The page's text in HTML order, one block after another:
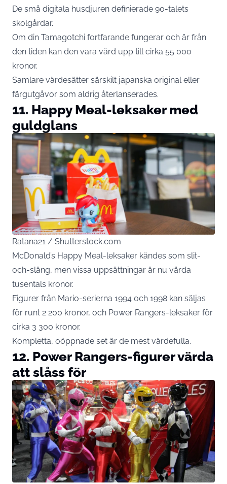
De små digitala husdjuren definierade 90-talets
skolgårdar.
Om din Tamagotchi fortfarande fungerar och är från
den tiden kan den vara värd upp till cirka 55 000
kronor.
Samlare värdesätter särskilt japanska original eller
färgutgåvor som aldrig återlanserades.
11. Happy Meal-leksaker med
guldglans
Ratana21 / Shutterstock.com
McDonald’s Happy Meal-leksaker kändes som slit-
och-släng, men vissa uppsättningar är nu värda
tusentals kronor.
Figurer från Mario-serierna 1994 och 1998 kan säljas
för runt 2 200 kronor, och Power Rangers-leksaker för
cirka 3 300 kronor.
Kompletta, oöppnade set är de mest värdefulla.
12. Power Rangers-figurer värda
att slåss för